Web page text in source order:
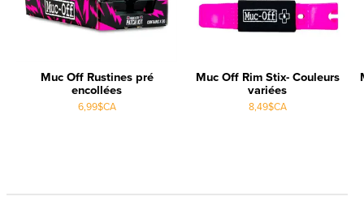
Muc Off Rustines pré
encollées
6,99$CA
Muc Off Rim Stix- Couleurs
variées
8,49$CA